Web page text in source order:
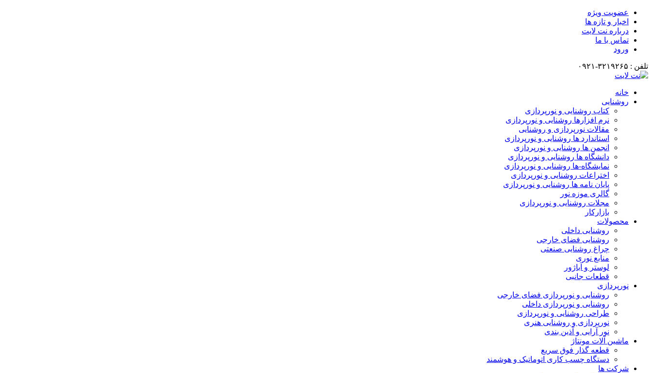
عضویت ویژه
اخبار و تازه ها
درباره نت لایت
تماس با ما
ورود
تلفن : ۳۲۱۹۲۶۵-۰۹۲۱
خانه
روشنایی
کتاب روشنایی و نورپردازی
نرم افزارها روشنایی و نورپردازی
مقالات نورپردازی و روشنایی
استاندارد ها روشنایی و نورپردازی
انجمن ها روشنایی و نورپردازی
دانشگاه ها روشنایی و نورپردازی
نمایشگاه-ها روشنایی و نورپردازی
اختراعات روشنایی و نورپردازی
پایان نامه ها روشنایی و نورپردازی
گالری موزه نور
مجلات روشنایی و نورپردازی
بازارکار
محصولات
روشنایی داخلی
روشنایی فضای خارجی
چراغ روشنایی صنعتی
منابع نوری
لوستر و آباژور
قطعات جانبی
نورپردازی
روشنایی و نورپردازی فضای خارجی
روشنایی و نورپردازی داخلی
طراحی روشنایی و نورپردازی
نورپردازی و روشنایی هنری
نور آرایی و آذین بندی
ماشین آلات مونتاژ
قطعه گذار فوق سریع
دستگاه چسب کاری اتوماتیک و هوشمند
شرکت ها